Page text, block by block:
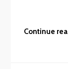
Continue